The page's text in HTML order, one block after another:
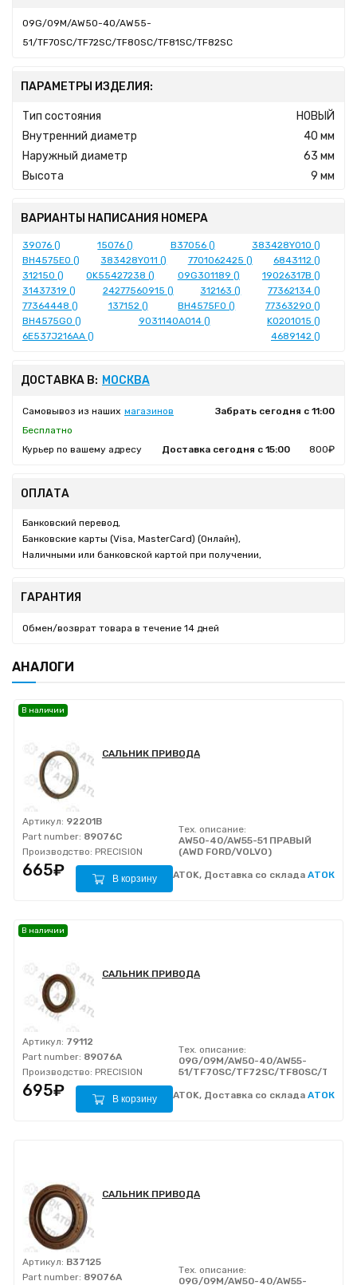
09G/09M/AW50-40/AW55-
51/TF70SC/TF72SC/TF80SC/TF81SC/TF82SC
ПАРАМЕТРЫ ИЗДЕЛИЯ:
Тип состояния
НОВЫЙ
Внутренний диаметр
40 мм
Наружный диаметр
63 мм
Высота
9 мм
ВАРИАНТЫ НАПИСАНИЯ НОМЕРА
39076 () 15076 () B37056 ()
383428Y010 ()
BH4575E0 ()
383428Y011 () 7701062425 ()
6843112 ()
312150 ()
0K55427238 () 09G301189 ()
19026317B ()
31437319 ()
24277560915 () 312163 ()
77362134 ()
77364448 ()
137152 () BH4575F0 ()
77363290 ()
BH4575G0 ()
9031140A014 ()
K0201015 ()
6E537J216AA ()
4689142 ()
ДОСТАВКА В: МОСКВА
Самовывоз из наших магазинов
Забрать сегодня с 11:00
Бесплатно
Курьер по вашему адресу
Доставка сегодня с 15:00 800₽
ОПЛАТА
Банковский перевод,
Банковские карты (Visa, MasterCard) (Онлайн),
Наличными или банковской картой при получении,
ГАРАНТИЯ
Обмен/возврат товара в течение 14 дней
АНАЛОГИ
САЛЬНИК ПРИВОДА
Артикул: 92201B
Part number: 89076C
Производство: PRECISION
Тех. описание:
AW50-40/AW55-51 ПРАВЫЙ
(AWD FORD/VOLVO)
В наличии
665₽ В корзину ATOK, Доставка со склада АТОК
САЛЬНИК ПРИВОДА
Артикул: 79112
Part number: 89076A
Производство: PRECISION
Тех. описание:
09G/09M/AW50-40/AW55-
51/TF70SC/TF72SC/TF80SC/
В наличии
695₽ В корзину ATOK, Доставка со склада АТОК
САЛЬНИК ПРИВОДА
Артикул: B37125
Part number: 89076A
Тех. описание:
09G/09M/AW50-40/AW55-